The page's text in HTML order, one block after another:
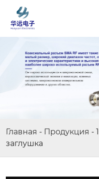
Главная - Продукция -
заглушка